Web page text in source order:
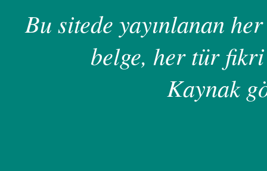
Bu sitede yayınlanan
belge, her tür
Kaynak